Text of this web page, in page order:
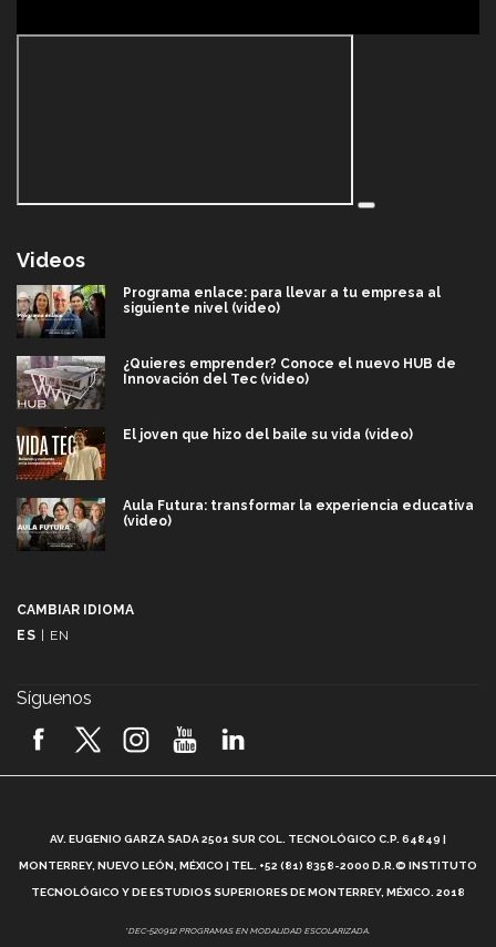
Videos
Programa enlace: para llevar a tu empresa al
siguiente nivel (video)
¿Quieres emprender? Conoce el nuevo HUB de
Innovación del Tec (video)
El joven que hizo del baile su vida (video)
Aula Futura: transformar la experiencia educativa
(video)
2026! (video)
¿Cómo es el Modelo Educativo Tec? (video)
Vida Tec: Feminismo e Inteligencia Artificial, Paola
CAMBIAR IDIOMA
ES | EN
Síguenos
AV. EUGENIO GARZA SADA 2501 SUR COL. TECNOLÓGICO C.P. 64849 |
MONTERREY, NUEVO LEÓN, MÉXICO | TEL. +52 (81) 8358-2000 D.R.© INSTITUTO
TECNOLÓGICO Y DE ESTUDIOS SUPERIORES DE MONTERREY, MÉXICO. 2018
*DEC-520912 PROGRAMAS EN MODALIDAD ESCOLARIZADA.